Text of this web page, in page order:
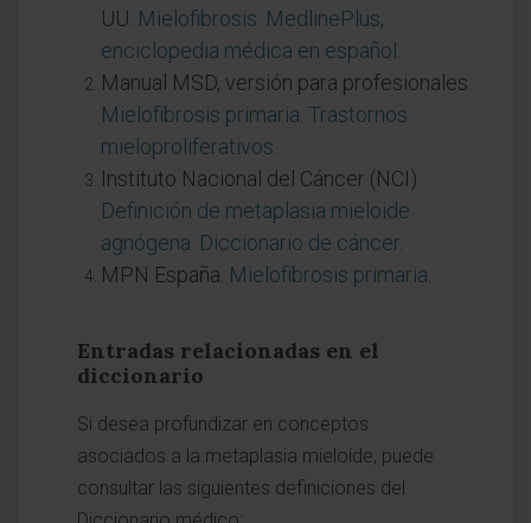
UU. Mielofibrosis. MedlinePlus,
enciclopedia médica en español
Manual MSD, versión para profesionales.
Mielofibrosis primaria. Trastornos
mieloproliferativos
Instituto Nacional del Cáncer (NCI).
Definición de metaplasia mieloide
agnógena. Diccionario de cáncer
MPN España. Mielofibrosis primaria
Entradas relacionadas en el
diccionario
Si desea profundizar en conceptos
asociados a la metaplasia mieloide, puede
consultar las siguientes definiciones del